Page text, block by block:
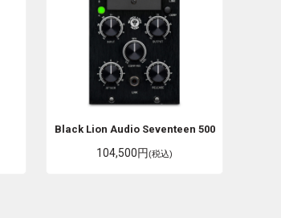
Black Lion Audio Seventeen 500
104,500円(税込)